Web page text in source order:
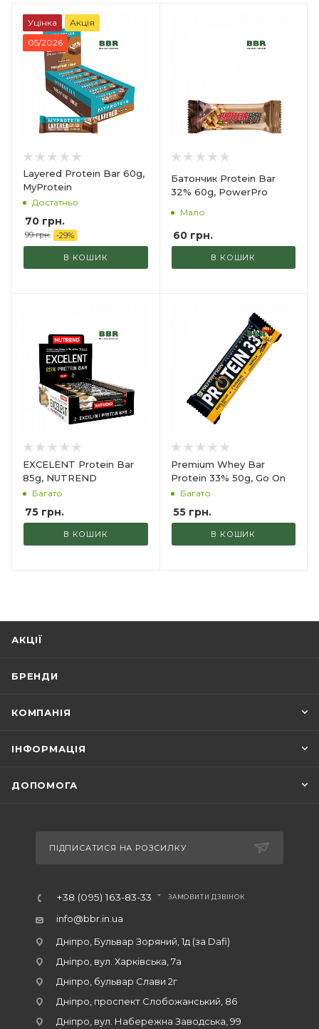
Уцінка
Акція
05/2026
Layered Protein Bar 60g,
MyProtein
Достатньо
70 грн.
99грн. -29%
В КОШИК
Батончик Protein Bar
32% 60g, PowerPro
Мало
60грн.
В КОШИК
EXCELENT Protein Bar
85g, NUTREND
Багато
75 грн.
В КОШИК
Premium Whey Bar
Protein 33% 50g, Go On
Багато
55грн.
В КОШИК
АКЦІЇ
БРЕНДИ
КОМПАНІЯ
ІНФОРМАЦІЯ
ДОПОМОГА
ПІДПИСАТИСЯ НА РОЗСИЛКУ
+38 (095) 163-83-33 ЗАМОВИТИ ДЗВІНОК
info@bbr.in.ua
Дніпро, Бульвар Зоряний, 1д (за Dafi)
Дніпро, вул. Харківська, 7а
Дніпро, бульвар Слави 2г
Дніпро, проспект Слобожанський, 86
Дніпро, вул. Набережна Заводська, 99